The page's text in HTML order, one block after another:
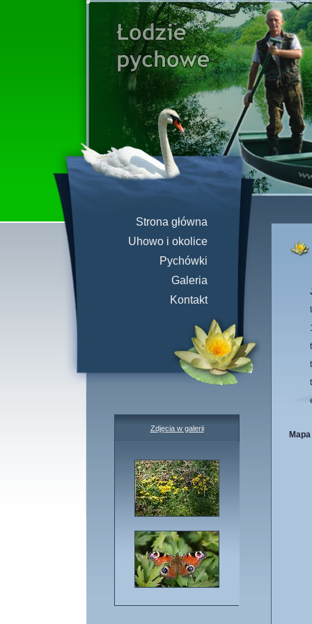
Strona główna
Uhowo i okolice
Pychówki
Galeria
Kontakt
Zdjęcia w galerii